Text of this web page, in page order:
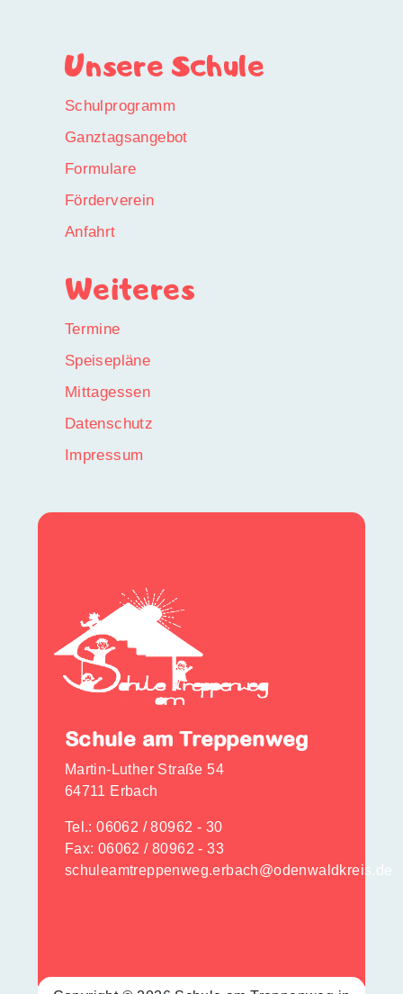
Unsere Schule
Schulprogramm
Ganztagsangebot
Formulare
Förderverein
Anfahrt
Weiteres
Termine
Speisepläne
Mittagessen
Datenschutz
Impressum
Schule am Treppenweg
Martin-Luther Straße 54
64711 Erbach
Tel.:06062 / 80962 - 30
Fax: 06062 / 80962 - 33
schuleamtreppenweg.erbach@odenwaldkreis.de